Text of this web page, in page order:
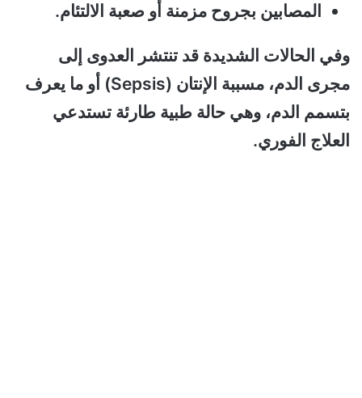
المصابين بجروح مزمنة أو صعبة الالتئام.
وفي الحالات الشديدة قد تنتشر العدوى إلى
مجرى الدم، مسببة الإنتان (Sepsis) أو ما يعرف
بتسمم الدم، وهي حالة طبية طارئة تستدعي
العلاج الفوري.